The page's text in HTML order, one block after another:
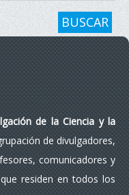
BUSCAR
de la Ciencia y la
de divulgadores,
comunicadores y
residen en todos los